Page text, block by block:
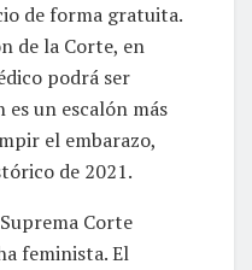
de forma gratuita.
de la Corte, en
podrá ser
es un escalón más
el embarazo,
de 2021.
Corte
feminista. El